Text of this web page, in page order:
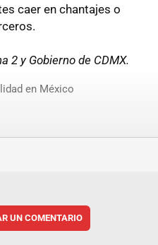
caer en chantajes o
2 y Gobierno de CDMX.
en México
UN COMENTARIO